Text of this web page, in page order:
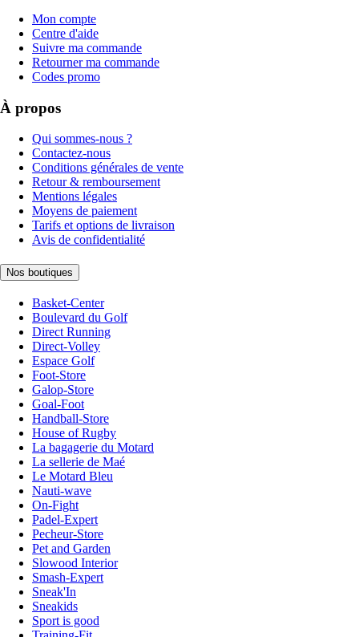
Mon compte
Centre d'aide
Suivre ma commande
Retourner ma commande
Codes promo
À propos
Qui sommes-nous ?
Contactez-nous
Conditions générales de vente
Retour & remboursement
Mentions légales
Moyens de paiement
Tarifs et options de livraison
Avis de confidentialité
Nos boutiques
Basket-Center
Boulevard du Golf
Direct Running
Direct-Volley
Espace Golf
Foot-Store
Galop-Store
Goal-Foot
Handball-Store
House of Rugby
La bagagerie du Motard
La sellerie de Maé
Le Motard Bleu
Nauti-wave
On-Fight
Padel-Expert
Pecheur-Store
Pet and Garden
Slowood Interior
Smash-Expert
Sneak'In
Sneakids
Sport is good